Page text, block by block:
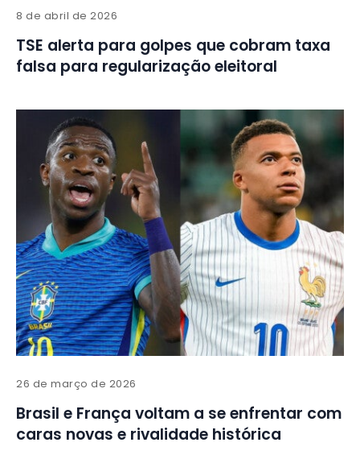
8 de abril de 2026
TSE alerta para golpes que cobram taxa
falsa para regularização eleitoral
26 de março de 2026
Brasil e França voltam a se enfrentar com
caras novas e rivalidade histórica